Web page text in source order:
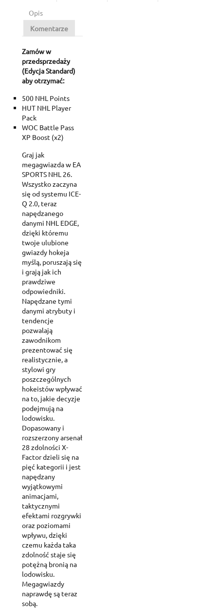
Opis
Komentarze
Zamów w
przedsprzedaży
(Edycja Standard)
aby otrzymać:
500 NHL Points
HUT NHL Player
Pack
WOC Battle Pass
XP Boost (x2)
Graj jak
megagwiazda w EA
SPORTS NHL 26.
Wszystko zaczyna
się od systemu ICE-
Q 2.0, teraz
napędzanego
danymi NHL EDGE,
dzięki któremu
twoje ulubione
gwiazdy hokeja
myślą, poruszają się
i grają jak ich
prawdziwe
odpowiedniki.
Napędzane tymi
danymi atrybuty i
tendencje
pozwalają
zawodnikom
prezentować się
realistycznie, a
stylowi gry
poszczególnych
hokeistów wpływać
na to, jakie decyzje
podejmują na
lodowisku.
Dopasowany i
rozszerzony arsenał
28 zdolności X-
Factor dzieli się na
pięć kategorii i jest
napędzany
wyjątkowymi
animacjami,
taktycznymi
efektami rozgrywki
oraz poziomami
wpływu, dzięki
czemu każda taka
zdolność staje się
potężną bronią na
lodowisku.
Megagwiazdy
naprawdę są teraz
sobą.